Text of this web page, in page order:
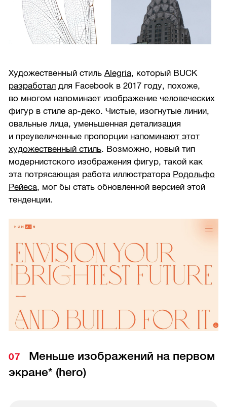
Художественный стильAlegria, который BUCK
разработал для Facebook в 2017 году, похоже,
во многом напоминает изображение человеческих
фигур в стиле ар-деко. Чистые, изогнутые линии,
овальные лица, уменьшенная детализация
и преувеличенные пропорции напоминают этот
художественный стиль. Возможно, новый тип
модернистского изображения фигур, такой как
эта потрясающая работа иллюстратора Родольфо
Рейеса, мог бы стать обновленной версией этой
тенденции.
Меньше изображений на первом
экране* (hero)